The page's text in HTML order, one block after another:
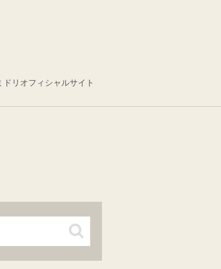
ドリオフィシャルサイト